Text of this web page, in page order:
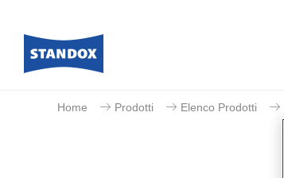
Home Prodotti Elenco Prodotti